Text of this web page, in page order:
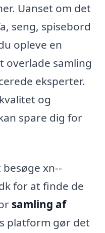
Uanset om det
seng, spisebord
opleve en
overlade samling
eksperter.
og
spare dig for
besøge xn--
for at finde de
samling af
platform gør det